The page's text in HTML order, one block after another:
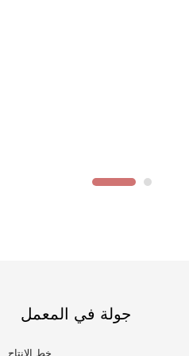
جولة في المعمل
خط الانتاج